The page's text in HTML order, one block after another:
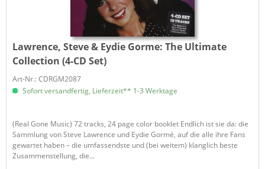
Lawrence, Steve & Eydie Gorme:The Ultimate
Collection (4-CD Set)
Art-Nr.: CDRGM2087
Sofort versandfertig, Lieferzeit** 1-3 Werktage
(Real Gone Music) 72 tracks, 24 page color booklet Endlich ist sie da: die
Sammlung von Steve Lawrence und Eydie Gormé, auf die alle ihre Fans
gewartet haben – die umfassendste und (bei weitem) klanglich beste
Zusammenstellung, die...